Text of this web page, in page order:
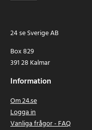
24 se Sverige AB
Box 829
391 28 Kalmar
Information
Om 24.se
Logga in
Vanliga frågor - FAQ